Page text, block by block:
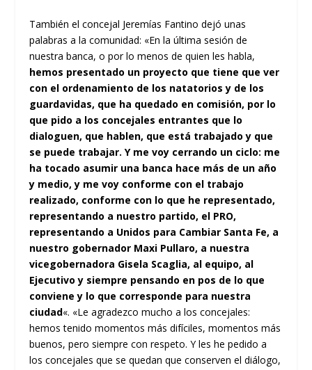
También el concejal Jeremías Fantino dejó unas
palabras a la comunidad: «En la última sesión de
nuestra banca, o por lo menos de quien les habla,
hemos presentado un proyecto que tiene que ver
con el ordenamiento de los natatorios y de los
guardavidas, que ha quedado en comisión, por lo
que pido a los concejales entrantes que lo
dialoguen, que hablen, que está trabajado y que
se puede trabajar. Y me voy cerrando un ciclo: me
ha tocado asumir una banca hace más de un año
y medio, y me voy conforme con el trabajo
realizado, conforme con lo que he representado,
representando a nuestro partido, el PRO,
representando a Unidos para Cambiar Santa Fe, a
nuestro gobernador Maxi Pullaro, a nuestra
vicegobernadora Gisela Scaglia, al equipo, al
Ejecutivo y siempre pensando en pos de lo que
conviene y lo que corresponde para nuestra
ciudad«. «Le agradezco mucho a los concejales:
hemos tenido momentos más difíciles, momentos más
buenos, pero siempre con respeto. Y les he pedido a
los concejales que se quedan que conserven el diálogo,